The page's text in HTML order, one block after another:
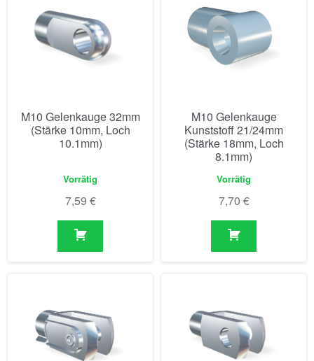
M10 Gelenkauge 32mm
(Stärke 10mm, Loch
10.1mm)
Vorrätig
7,59 €
M10 Gelenkauge
Kunststoff 21/24mm
(Stärke 18mm, Loch
8.1mm)
Vorrätig
7,70 €